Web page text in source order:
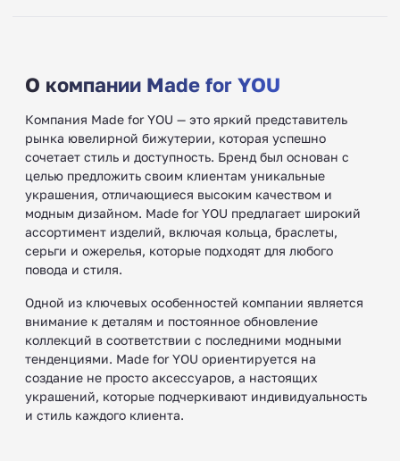
О компании Made for YOU
Компания Made for YOU — это яркий представитель
рынка ювелирной бижутерии, которая успешно
сочетает стиль и доступность. Бренд был основан с
целью предложить своим клиентам уникальные
украшения, отличающиеся высоким качеством и
модным дизайном. Made for YOU предлагает широкий
ассортимент изделий, включая кольца, браслеты,
серьги и ожерелья, которые подходят для любого
повода и стиля.
Одной из ключевых особенностей компании является
внимание к деталям и постоянное обновление
коллекций в соответствии с последними модными
тенденциями. Made for YOU ориентируется на
создание не просто аксессуаров, а настоящих
украшений, которые подчеркивают индивидуальность
и стиль каждого клиента.